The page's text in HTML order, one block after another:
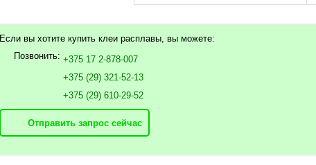
ДСП, МДФ и массивной
Если вы хотите купить клеи расплавы, вы можете:
Позвонить: +375 17 2-878-007
+375 (29) 321-52-13
+375 (29) 610-29-52
Отправить запрос сейчас